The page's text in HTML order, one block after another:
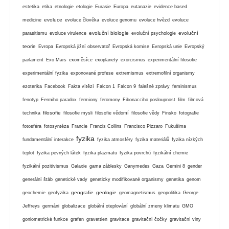
estetika etika etnologie etologie Eurasie Europa eutanazie evidence based
medicine evoluce evoluce člověka evoluce genomu evoluce hvězd evoluce
parasitismu evoluce virulence evoluční biologie evoluční psychologie evoluční
teorie Evropa Evropská jižní observatoř Evropská komise Evropská unie Evropský
parlament Exo Mars exoměsíce exoplanety exorcismus experimentální filosofie
experimentální fyzika exponované profese extremismus extremofilní organismy
ezoterika Facebook Fakta vítězí Falcon 1 Falcon 9 falešné zprávy feminismus
fenotyp Fermiho paradox fermiony feromony Fibonacciho posloupnost film filmová
technika filosofie filosofie mysli filosofie vědomí filosofie vědy Finsko fotografie
fotosféra fotosyntéza Francie Francis Collins Francisco Pizzaro Fukušima
fundamentální interakce fyzika fyzika atmosféry fyzika materiálů fyzika nízkých
teplot fyzika pevných látek fyzika plazmatu fyzika povrchů fyzikální chemie
fyzikální pozitivismus Galaxie gama záblesky Ganymedes Gaza Gemini 8 gender
generální štáb genetické vady geneticky modifikované organismy genetika genom
geochemie geofyzika geografie geologie geomagnetismus geopolitika George
Jeffreys germáni globalizace globální oteplování globální zmeny klimatu GMO
goniometrické funkce grafen gravettien gravitace gravitační čočky gravitační vlny